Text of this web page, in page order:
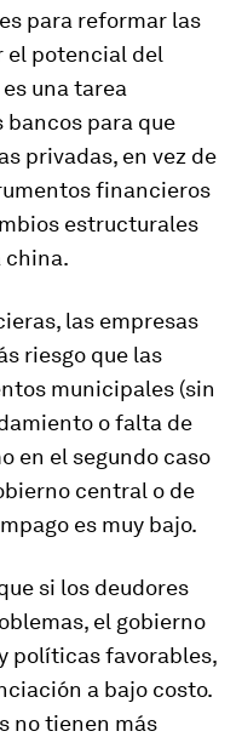
para reformar las
el potencial del
una tarea
bancos para que
privadas, en vez de
financieros
estructurales
china.
las empresas
riesgo que las
municipales (sin
o falta de
en el segundo caso
central o de
es muy bajo.
si los deudores
el gobierno
políticas favorables,
a bajo costo.
no tienen más